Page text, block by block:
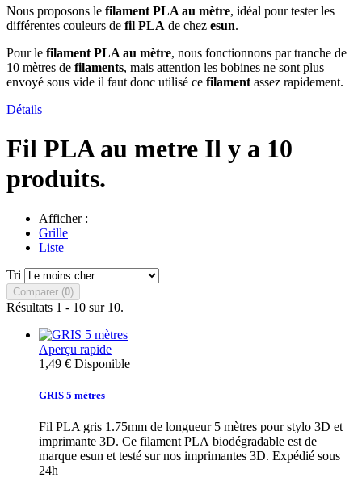
Nous proposons le filament PLA au mètre, idéal pour tester les
différentes couleurs de fil PLA de chez esun.
Pour le filament PLA au mètre, nous fonctionnons par tranche de
10 mètres de filaments, mais attention les bobines ne sont plus
envoyé sous vide il faut donc utilisé ce filament assez rapidement.
Détails
Fil PLA au metre Il y a 10
produits.
Afficher :
Grille
Liste
Tri
Comparer (0)
Résultats 1 - 10 sur 10.
Aperçu rapide
1,49 € Disponible
GRIS 5 mètres
Fil PLA gris 1.75mm de longueur 5 mètres pour stylo 3D et
imprimante 3D. Ce filament PLA biodégradable est de
marque esun et testé sur nos imprimantes 3D. Expédié sous
24h